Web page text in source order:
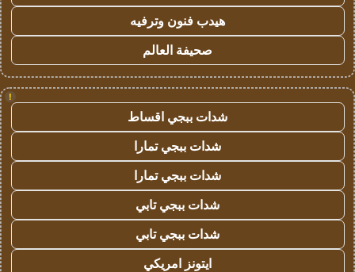
هيدب فنون وترفيه
صحيفة العالم
!
شدات ببجي اقساط
شدات ببجي تمارا
شدات ببجي تمارا
شدات ببجي تابي
شدات ببجي تابي
ايتونز امريكي